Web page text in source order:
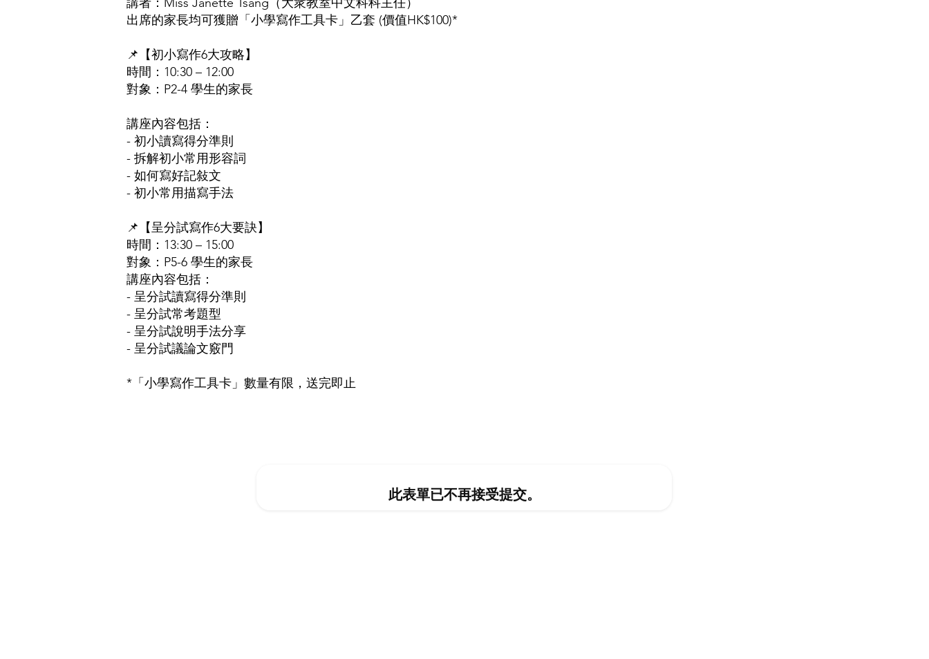
出席的家長均可獲贈「小學寫作工具卡」乙套 (價值HK$100)*
📌【初小寫作6大攻略】
時間：10:30 – 12:00
對象：P2-4 學生的家長
講座內容包括：
- 初小讀寫得分準則
- 拆解初小常用形容詞
- 如何寫好記敍文
- 初小常用描寫手法
📌【呈分試寫作6大要訣】
時間：13:30 – 15:00
對象：P5-6 學生的家長
講座內容包括：
- 呈分試讀寫得分準則
- 呈分試常考題型
- 呈分試說明手法分享
- 呈分試議論文竅門
*「小學寫作工具卡」數量有限，送完即止
此表單已不再接受提交。